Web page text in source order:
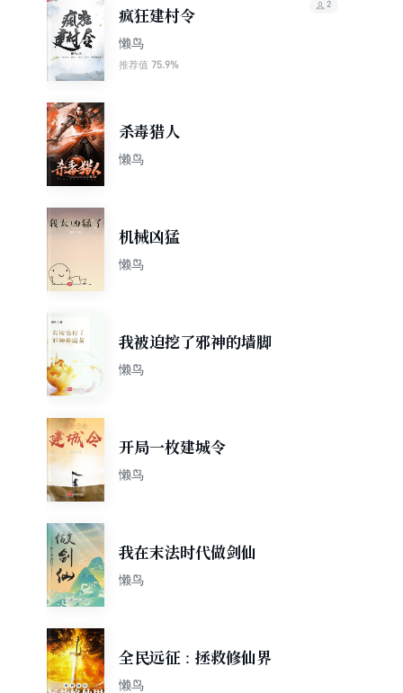
疯狂建村令
懒鸟
推荐值 75.9%
2
杀毒猎人
懒鸟
机械凶猛
懒鸟
我被迫挖了邪神的墙脚
懒鸟
开局一枚建城令
懒鸟
我在末法时代做剑仙
懒鸟
全民远征：拯救修仙界
懒鸟